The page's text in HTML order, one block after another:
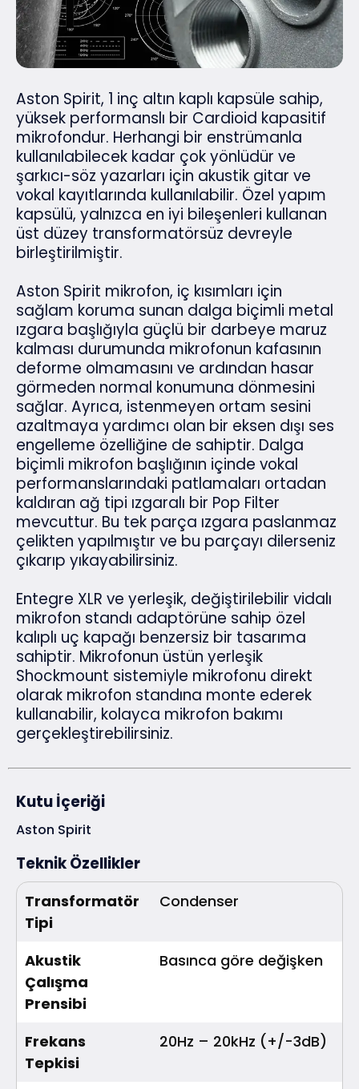
Aston Spirit, 1 inç altın kaplı kapsüle sahip,
yüksek performanslı bir Cardioid kapasitif
mikrofondur. Herhangi bir enstrümanla
kullanılabilecek kadar çok yönlüdür ve
şarkıcı-söz yazarları için akustik gitar ve
vokal kayıtlarında kullanılabilir. Özel yapım
kapsülü, yalnızca en iyi bileşenleri kullanan
üst düzey transformatörsüz devreyle
birleştirilmiştir.
Aston Spirit mikrofon, iç kısımları için
sağlam koruma sunan dalga biçimli metal
ızgara başlığıyla güçlü bir darbeye maruz
kalması durumunda mikrofonun kafasının
deforme olmamasını ve ardından hasar
görmeden normal konumuna dönmesini
sağlar. Ayrıca, istenmeyen ortam sesini
azaltmaya yardımcı olan bir eksen dışı ses
engelleme özelliğine de sahiptir. Dalga
biçimli mikrofon başlığının içinde vokal
performanslarındaki patlamaları ortadan
kaldıran ağ tipi ızgaralı bir Pop Filter
mevcuttur. Bu tek parça ızgara paslanmaz
çelikten yapılmıştır ve bu parçayı dilerseniz
çıkarıp yıkayabilirsiniz.
Entegre XLR ve yerleşik, değiştirilebilir vidalı
mikrofon standı adaptörüne sahip özel
kalıplı uç kapağı benzersiz bir tasarıma
sahiptir. Mikrofonun üstün yerleşik
Shockmount sistemiyle mikrofonu direkt
olarak mikrofon standına monte ederek
kullanabilir, kolayca mikrofon bakımı
gerçekleştirebilirsiniz.
Kutu İçeriği
Aston Spirit
Teknik Özellikler
Transformatör
Tipi
Condenser
Akustik
Çalışma
Prensibi
Basınca göre değişken
Frekans
Tepkisi
20Hz – 20kHz (+/-3dB)